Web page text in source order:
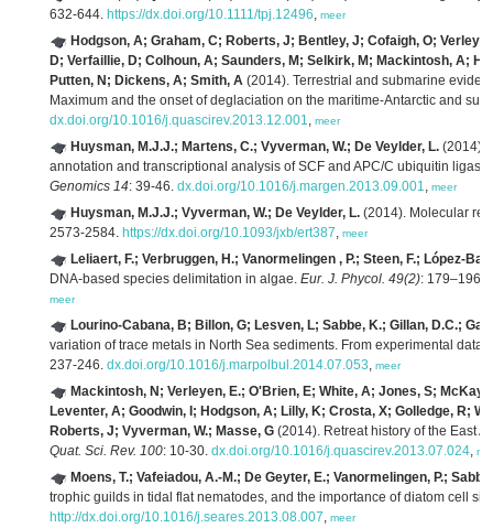
632-644. https://dx.doi.org/10.1111/tpj.12496, meer
Hodgson, A; Graham, C; Roberts, J; Bentley, J; Cofaigh, O;
D; Verfaillie, D; Colhoun, A; Saunders, M; Selkirk, M; Mackintosh, A;
Putten, N; Dickens, A; Smith, A (2014). Terrestrial and submarine
Maximum and the onset of deglaciation on the maritime-Antarctic and
dx.doi.org/10.1016/j.quascirev.2013.12.001, meer
Huysman, M.J.J.; Martens, C.; Vyverman, W.; De Veylder, L. (2014).
annotation and transcriptional analysis of SCF and APC/C ubiquitin
Genomics 14: 39-46. dx.doi.org/10.1016/j.margen.2013.09.001, meer
Huysman, M.J.J.; Vyverman, W.; De Veylder, L. (2014). Molecular
2573-2584. https://dx.doi.org/10.1093/jxb/ert387, meer
Leliaert, F.; Verbruggen, H.; Vanormelingen , P.; Steen, F.; López-
DNA-based species delimitation in algae. Eur. J. Phycol. 49(2): 179–196.
meer
Lourino-Cabana, B; Billon, G; Lesven, L; Sabbe, K.; Gillan, D.C.;
variation of trace metals in North Sea sediments. From experimental data
237-246. dx.doi.org/10.1016/j.marpolbul.2014.07.053, meer
Mackintosh, N; Verleyen, E.; O'Brien, E; White, A; Jones, S;
Leventer, A; Goodwin, I; Hodgson, A; Lilly, K; Crosta, X; Golledge, R;
Roberts, J; Vyverman, W.; Masse, G (2014). Retreat history of the East
Quat. Sci. Rev. 100: 10-30. dx.doi.org/10.1016/j.quascirev.2013.07.024,
Moens, T.; Vafeiadou, A.-M.; De Geyter, E.; Vanormelingen, P.;
trophic guilds in tidal flat nematodes, and the importance of diatom cell
http://dx.doi.org/10.1016/j.seares.2013.08.007, meer